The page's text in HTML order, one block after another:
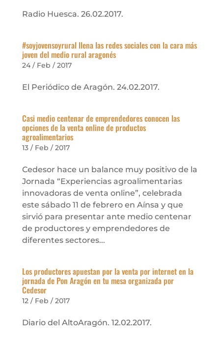
Radio Huesca. 26.02.2017.
#soyjovensoyrural llena las redes sociales con la cara más
joven del medio rural aragonés
24 / Feb / 2017
El Periódico de Aragón. 24.02.2017.
Casi medio centenar de emprendedores conocen las
opciones de la venta online de productos
agroalimentarios
13 / Feb / 2017
Cedesor hace un balance muy positivo de la
Jornada “Experiencias agroalimentarias
innovadoras de venta online”, celebrada
este sábado 11 de febrero en Aínsa y que
sirvió para presentar ante medio centenar
de productores y emprendedores de
diferentes sectores...
Los productores apuestan por la venta por internet en la
jornada de Pon Aragón en tu mesa organizada por
Cedesor
12 / Feb / 2017
Diario del AltoAragón. 12.02.2017.